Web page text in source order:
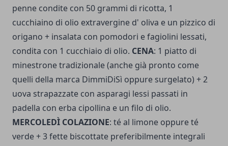
penne condite con 50 grammi di ricotta, 1
cucchiaino di olio extravergine d' oliva e un pizzico di
origano + insalata con pomodori e fagiolini lessati,
condita con 1 cucchiaio di olio. CENA: 1 piatto di
minestrone tradizionale (anche già pronto come
quelli della marca DimmiDiSì oppure surgelato) + 2
uova strapazzate con asparagi lessi passati in
padella con erba cipollina e un filo di olio.
MERCOLEDÌ COLAZIONE: té al limone oppure té
verde + 3 fette biscottate preferibilmente integrali